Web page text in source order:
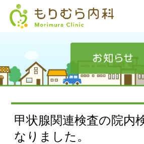
甲状腺関連検査の院内
なりました。